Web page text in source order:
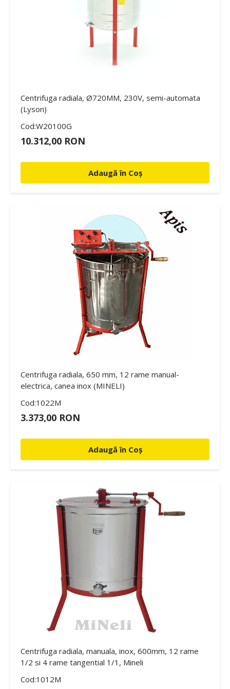
Centrifuga radiala, Ø720MM, 230V, semi-automata
(Lyson)
Cod:W20100G
10.312,00 RON
Adaugă în Coș
Centrifuga radiala, 650 mm, 12 rame manual-
electrica, canea inox (MINELI)
Cod:1022M
3.373,00 RON
Adaugă în Coș
Centrifuga radiala, manuala, inox, 600mm, 12 rame
1/2 si 4 rame tangential 1/1, Mineli
Cod:1012M